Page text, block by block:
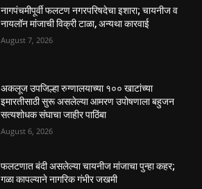
नागपंचमीपूर्वी फलटण नगरपरिषदेचा इशारा; चायनीज व
नायलॉन मांजाची विक्री टाळा, अन्यथा कारवाई
August 7, 2026
अकलूज उपजिल्हा रुग्णालयाच्या १०० खाटांच्या
इमारतीसाठी सुरू असलेल्या आमरण उपोषणाला बहुजन
सत्यशोधक संघाचा जाहीर पाठिंबा
August 6, 2026
फलटणात बंदी असलेल्या चायनीज मांजाचा पुन्हा कहर;
गळा कापल्याने नागरिक गंभीर जखमी